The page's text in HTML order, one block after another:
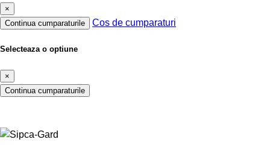
×
Continua cumparaturile
Cos de cumparaturi
Selecteaza o optiune
×
Continua cumparaturile